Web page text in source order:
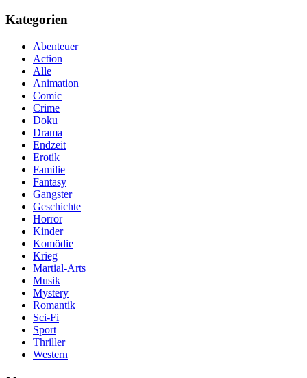
Kategorien
Abenteuer
Action
Alle
Animation
Comic
Crime
Doku
Drama
Endzeit
Erotik
Familie
Fantasy
Gangster
Geschichte
Horror
Kinder
Komödie
Krieg
Martial-Arts
Musik
Mystery
Romantik
Sci-Fi
Sport
Thriller
Western